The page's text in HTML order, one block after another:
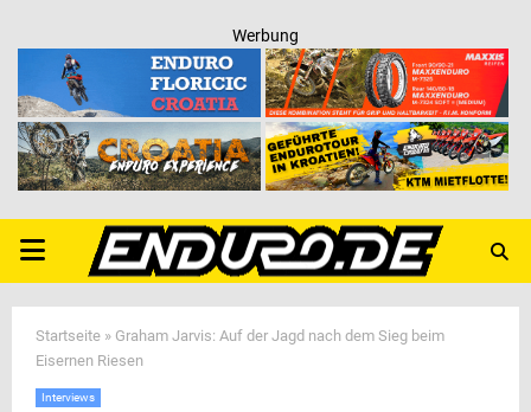
Werbung
PRIMARY
MENU
Startseite » Graham Jarvis: Auf der Jagd nach dem Sieg beim
Eisernen Riesen
Interviews